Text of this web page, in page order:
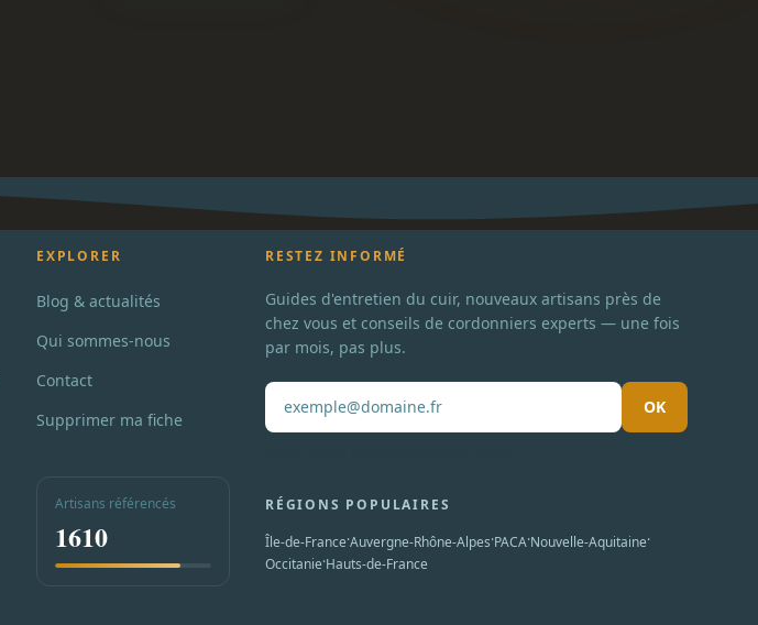
EXPLORER
Blog & actualités
Qui sommes-nous
Contact
Supprimer ma fiche
Artisans référencés
1610
RESTEZ INFORMÉ
Guides d'entretien du cuir, nouveaux artisans près de
chez vous et conseils de cordonniers experts — une fois
par mois, pas plus.
OK
RÉGIONS POPULAIRES
Île-de-France·Auvergne-Rhône-Alpes·PACA·Nouvelle-Aquitaine·
Occitanie·Hauts-de-France